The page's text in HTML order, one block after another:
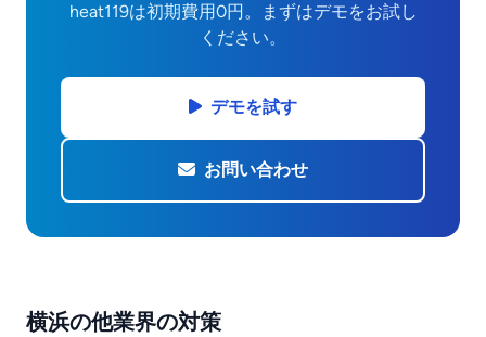
heat119は初期費用0円。まずはデモをお試し
ください。
デモを試す
お問い合わせ
横浜の他業界の対策